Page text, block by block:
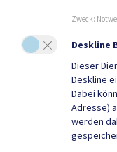
Quicklinks
Geko digital
Zweck:
Deskline
Dieser
Deskline
Dabei
Adresse)
werden